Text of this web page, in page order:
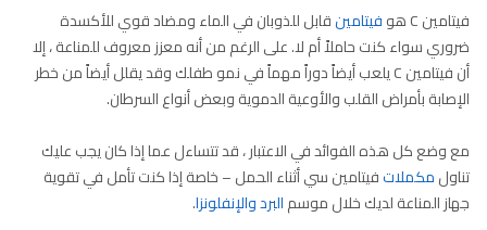
فيتامين C هو فيتامينقابل للذوبان في الماء ومضاد قوي للأكسدة
ضروري سواء كنت حاملاً أم لا. على الرغم من أنه معزز معروف للمناعة ، إلا
أن فيتامين C يلعب أيضاً دوراً مهماً في نمو طفلك وقد يقلل أيضاً من خطر
الإصابة بأمراض القلب والأوعية الدموية وبعض أنواع السرطان.
مع وضع كل هذه الفوائد في الاعتبار ، قد تتساءل عما إذا كان يجب عليك
تناولمكملاتفيتامين سي أثناء الحمل – خاصة إذا كنت تأمل في تقوية
جهاز المناعة لديك خلال موسمالبرد والإنفلونزا.